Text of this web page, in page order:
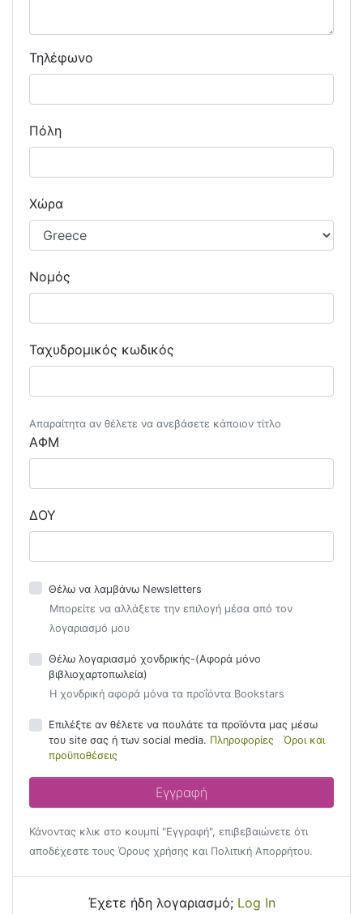
Τηλέφωνο
Πόλη
Χώρα
Νομός
Ταχυδρομικός κωδικός
Απαραίτητα αν θέλετε να ανεβάσετε κάποιον τίτλο
ΑΦΜ
ΔΟΥ
Θέλω να λαμβάνω Newsletters
Μπορείτε να αλλάξετε την επιλογή μέσα από τον
λογαριασμό μου
Θέλω λογαριασμό χονδρικής-(Αφορά μόνο
βιβλιοχαρτοπωλεία)
Η χονδρική αφορά μόνα τα προΐόντα Bookstars
Επιλέξτε αν θέλετε να πουλάτε τα προϊόντα μας μέσω
του site σας ή των social media. Πληροφορίες
Όροι και
προϋποθέσεις
Κάνοντας κλικ στο κουμπί "Εγγραφή", επιβεβαιώνετε ότι
αποδέχεστε τους Όρους χρήσης και Πολιτική Απορρήτου.
Έχετε ήδη λογαριασμό; Log In